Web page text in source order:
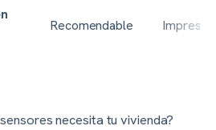
Recomendable
necesita tu vivienda?